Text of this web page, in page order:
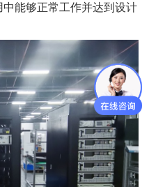
能够正常工作并达到设计